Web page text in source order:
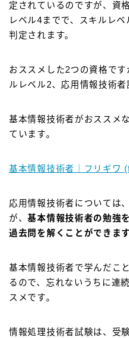
定されているのですが、資
レベル4までで、スキルレ
判定されます。
おススメした2つの資格で
ルレベル2、応用情報技術者
基本情報技術者がおススメ
ています。
基本情報技術者｜フリギワ
応用情報技術者については
が、基本情報技術者の勉強
過去問を解くことができま
基本情報技術者で学んだこ
るので、忘れないうちに連
スメです。
情報処理技術者試験は、受